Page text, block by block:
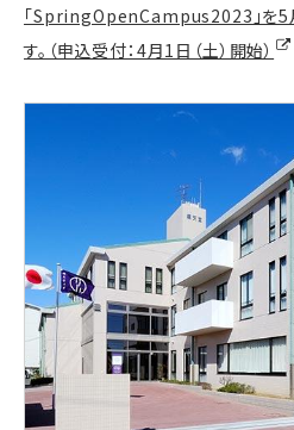
「SpringOpenCampus2023」を5
す。（申込受付：4月1日（土）開始）